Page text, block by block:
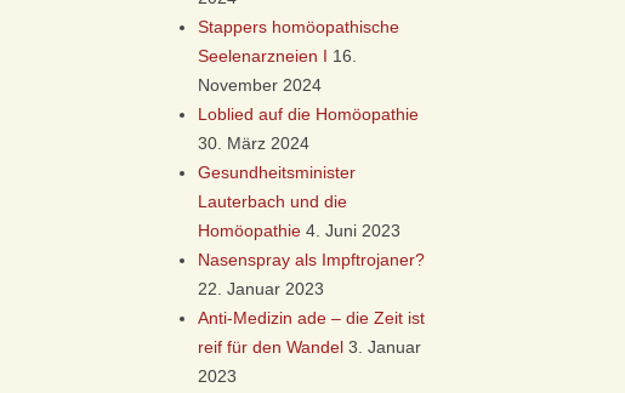
Stappers homöopathische
Seelenarzneien I 16.
November 2024
Loblied auf die Homöopathie
30. März 2024
Gesundheitsminister
Lauterbach und die
Homöopathie 4. Juni 2023
Nasenspray als Impftrojaner?
22. Januar 2023
Anti-Medizin ade – die Zeit ist
reif für den Wandel 3. Januar
2023